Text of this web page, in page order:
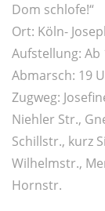
Dom schlofe!“
Ort: Köln-
Aufstellung: Ab
Abmarsch: 19
Zugweg:
Niehler Str.,
Schillstr., kurz
Wilhelmstr.,
Hornstr.